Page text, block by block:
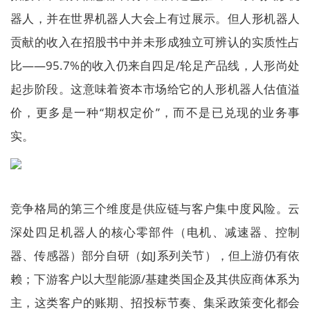
器人，并在世界机器人大会上有过展示。但人形机器人
贡献的收入在招股书中并未形成独立可辨认的实质性占
比——95.7%的收入仍来自四足/轮足产品线，人形尚处
起步阶段。这意味着资本市场给它的人形机器人估值溢
价，更多是一种“期权定价”，而不是已兑现的业务事
实。
竞争格局的第三个维度是供应链与客户集中度风险。云
深处四足机器人的核心零部件（电机、减速器、控制
器、传感器）部分自研（如J系列关节），但上游仍有依
赖；下游客户以大型能源/基建类国企及其供应商体系为
主，这类客户的账期、招投标节奏、集采政策变化都会